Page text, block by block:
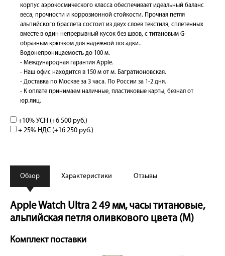
корпус аэрокосмического класса обеспечивает идеальный баланс
веса, прочности и коррозионной стойкости. Прочная петля
альпийского браслета состоит из двух слоев текстиля, сплетенных
вместе в один непрерывный кусок без швов, с титановым G-
образным крючком для надежной посадки..
Водонепроницаемость до 100 м.
- Международная гарантия Apple.
- Наш офис находится в 150 м от м. Багратионовская.
- Доставка по Москве за 3 часа. По России за 1-2 дня.
- К оплате принимаем наличные, пластиковые карты, безнал от
юр.лиц.
+10% УСН (+6 500 руб.)
+ 25% НДС (+16 250 руб.)
Обзор Характеристики Отзывы
Apple Watch Ultra 2 49 мм, часы титановые,
альпийская петля оливкового цвета (M)
Комплект поставки